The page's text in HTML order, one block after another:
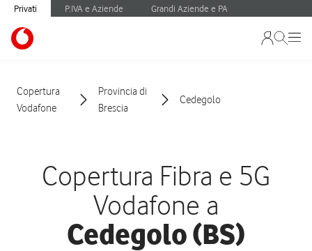
Privati P.IVA e Aziende Grandi Aziende e PA
Copertura
Vodafone
Provincia di
Brescia
Cedegolo
Copertura Fibra e 5G
Vodafone a
Cedegolo (BS)